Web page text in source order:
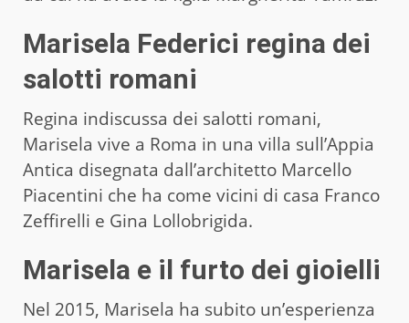
Marisela Federici regina dei
salotti romani
Regina indiscussa dei salotti romani,
Marisela vive a Roma in una villa sull’Appia
Antica disegnata dall’architetto Marcello
Piacentini che ha come vicini di casa Franco
Zeffirelli e Gina Lollobrigida.
Marisela e il furto dei gioielli
Nel 2015, Marisela ha subito un’esperienza